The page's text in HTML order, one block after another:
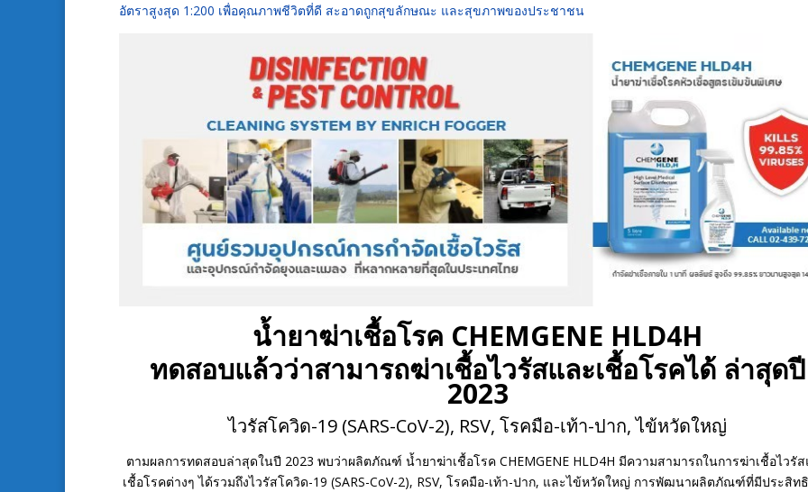
อัตราสูงสุด 1:200 เพื่อคุณภาพชีวิตที่ดี สะอาดถูกสุขลักษณะ และสุขภาพของประชาชน
น้ำยาฆ่าเชื้อโรค CHEMGENE HLD4H
ทดสอบแล้วว่าสามารถฆ่าเชื้อไวรัสและเชื้อโรคได้ ล่าสุดปี
2023
ไวรัสโควิด-19 (SARS-CoV-2), RSV, โรคมือ-เท้า-ปาก, ไข้หวัดใหญ่
ตามผลการทดสอบล่าสุดในปี 2023 พบว่าผลิตภัณฑ์ น้ำยาฆ่าเชื้อโรค CHEMGENE HLD4H มีความสามารถในการฆ่าเชื้อไวรั
เชื้อโรคต่างๆ ได้รวมถึงไวรัสโควิด-19 (SARS-CoV-2), RSV, โรคมือ-เท้า-ปาก, และไข้หวัดใหญ่ การพัฒนาผลิตภัณฑ์ที่มีประสิท